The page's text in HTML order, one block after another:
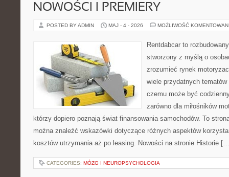
NOWOŚCI I PREMIERY
POSTED BY ADMIN MAJ - 4 - 2026 MOŻLIWOŚĆ
Rentdabcar to
stworzony z myślą o
zrozumieć rynek
wiele przydatnych
czemu może być
zarówno dla miłośników
którzy dopiero poznają świat finansowania samochodów. To
można znaleźć wskazówki dotyczące różnych aspektów
kosztów utrzymania aż po leasing. Nowości na stronie Historie
CATEGORIES: MÓZG I NEUROPSYCHOLOGIA